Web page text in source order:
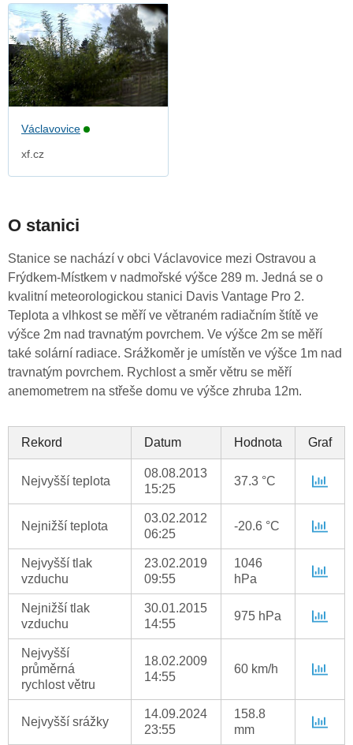
Václavovice
xf.cz
O stanici
Stanice se nachází v obci Václavovice mezi Ostravou a
Frýdkem-Místkem v nadmořské výšce 289 m. Jedná se o
kvalitní meteorologickou stanici Davis Vantage Pro 2.
Teplota a vlhkost se měří ve větraném radiačním štítě ve
výšce 2m nad travnatým povrchem. Ve výšce 2m se měří
také solární radiace. Srážkoměr je umístěn ve výšce 1m nad
travnatým povrchem. Rychlost a směr větru se měří
anemometrem na střeše domu ve výšce zhruba 12m.
Rekord Datum Hodnota Graf
Nejvyšší teplota
08.08.2013
15:25
37.3 °C
Nejnižší teplota
03.02.2012
06:25
-20.6 °C
Nejvyšší tlak
vzduchu
23.02.2019
09:55
1046
hPa
Nejnižší tlak
vzduchu
30.01.2015
14:55
975 hPa
Nejvyšší
průměrná
rychlost větru
18.02.2009
14:55
60 km/h
Nejvyšší srážky
14.09.2024
23:55
158.8
mm